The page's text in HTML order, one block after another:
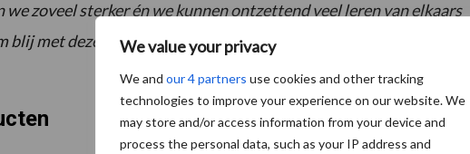
We value your privacy
We and our 4 partners use cookies and other tracking
technologies to improve your experience on our website. We
may store and/or access information from your device and
process the personal data, such as your IP address and
we zoveel sterker én we kunnen ontzettend veel leren van elkaars
met deze driejarige samenwerking,” aldus Michaël Wilde,